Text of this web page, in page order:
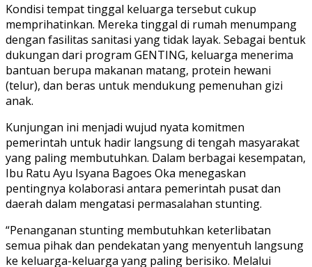
Kondisi tempat tinggal keluarga tersebut cukup
memprihatinkan. Mereka tinggal di rumah menumpang
dengan fasilitas sanitasi yang tidak layak. Sebagai bentuk
dukungan dari program GENTING, keluarga menerima
bantuan berupa makanan matang, protein hewani
(telur), dan beras untuk mendukung pemenuhan gizi
anak.
Kunjungan ini menjadi wujud nyata komitmen
pemerintah untuk hadir langsung di tengah masyarakat
yang paling membutuhkan. Dalam berbagai kesempatan,
Ibu Ratu Ayu Isyana Bagoes Oka menegaskan
pentingnya kolaborasi antara pemerintah pusat dan
daerah dalam mengatasi permasalahan stunting.
“Penanganan stunting membutuhkan keterlibatan
semua pihak dan pendekatan yang menyentuh langsung
ke keluarga-keluarga yang paling berisiko. Melalui